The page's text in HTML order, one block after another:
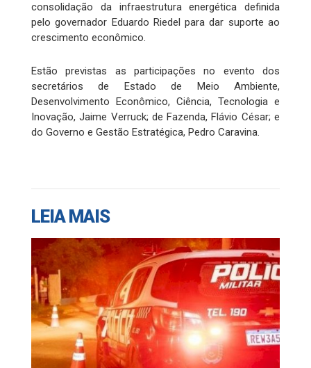
consolidação da infraestrutura energética definida
pelo governador Eduardo Riedel para dar suporte ao
crescimento econômico.
Estão previstas as participações no evento dos
secretários de Estado de Meio Ambiente,
Desenvolvimento Econômico, Ciência, Tecnologia e
Inovação, Jaime Verruck; de Fazenda, Flávio César; e
do Governo e Gestão Estratégica, Pedro Caravina.
LEIA MAIS